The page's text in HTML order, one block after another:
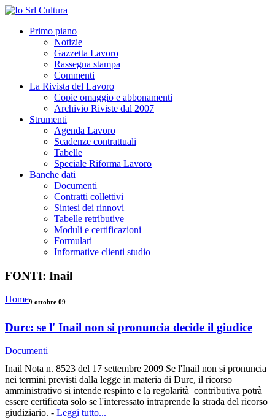
Primo piano
Notizie
Gazzetta Lavoro
Rassegna stampa
Commenti
La Rivista del Lavoro
Copie omaggio e abbonamenti
Archivio Riviste dal 2007
Strumenti
Agenda Lavoro
Scadenze contrattuali
Tabelle
Speciale Riforma Lavoro
Banche dati
Documenti
Contratti collettivi
Sintesi dei rinnovi
Tabelle retributive
Moduli e certificazioni
Formulari
Informative clienti studio
FONTI: Inail
Home9 ottobre 09
Durc: se l' Inail non si pronuncia decide il giudice
Documenti
Inail Nota n. 8523 del 17 settembre 2009 Se l'Inail non si pronuncia
nei termini previsti dalla legge in materia di Durc, il ricorso
amministrativo si intende respinto e la regolarità contributiva potrà
essere certificata solo se l'interessato intraprende la strada del ricorso
giudiziario. - Leggi tutto...